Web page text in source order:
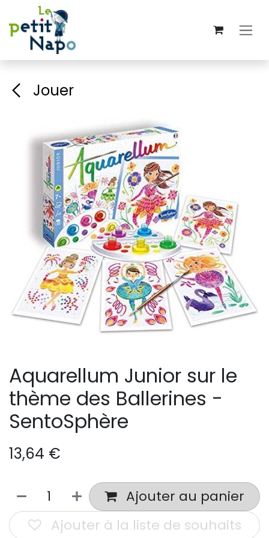
Se rendre au contenu
Jouer
Aquarellum Junior sur le
thème des Ballerines -
SentoSphère
13,64 €
Ajouter au panier
Ajouter à la liste de souhaits